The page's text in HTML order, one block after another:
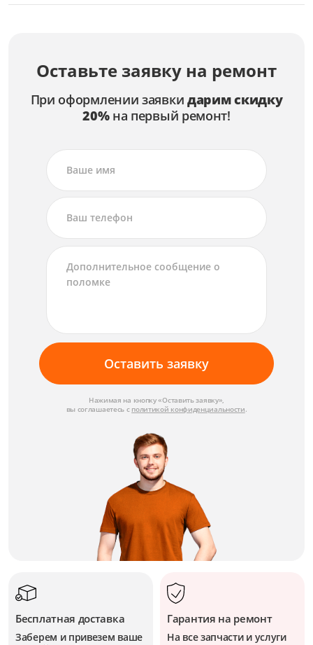
Оставьте заявку на ремонт
При оформлении заявки дарим скидку
20%на первый ремонт!
Оставить заявку
Нажимая на кнопку «Оставить заявку»,
вы соглашаетесь с политикой конфиденциальности.
Бесплатная доставка
Заберем и привезем ваше
Гарантия на ремонт
На все запчасти и услуги